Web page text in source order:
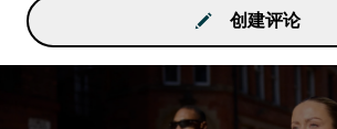
创建评论